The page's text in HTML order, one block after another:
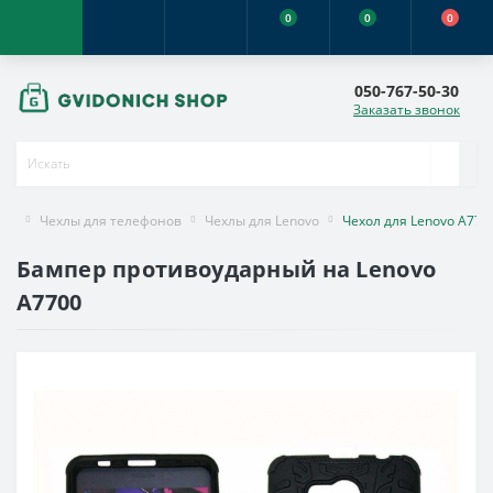
0 0 0
050-767-50-30
Заказать звонок
Чехлы для телефонов Чехлы для Lenovo Чехол для Lenovo
Бампер противоударный на Lenovo
A7700